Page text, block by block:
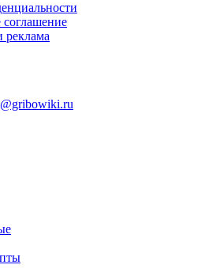
соглашение
реклама